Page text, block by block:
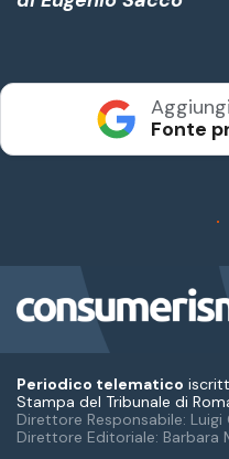
Periodico telematico
Stampa del Tribunale di
Direttore Responsabile: Luigi
Direttore Editoriale: Barbara